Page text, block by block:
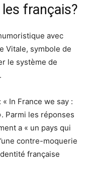
français?
avec
Vitale, symbole de
le système de
In France we say :
Parmi les réponses
a « un pays qui
contre-moquerie
française